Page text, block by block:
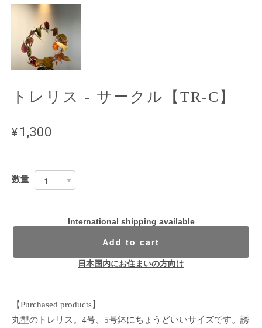
トレリス - サークル【TR-C】
¥1,300
数量
International shipping available
Add to cart
日本国内にお住まいの方向け
【Purchased products】
丸型のトレリス。4号、5号鉢にちょうどいいサイズです。誘